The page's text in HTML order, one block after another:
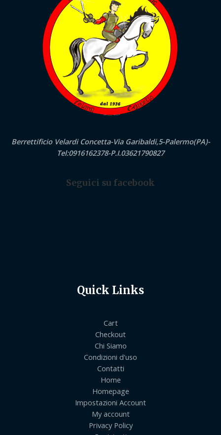
Berrettificio Velardi Concetta-Via Garibaldi,5-Palermo(PA)-
Tel:0916162378-P.I.03621790827
Seguici su facebook
Quick Links
Cart
Checkout
Chi Siamo
Condizioni d'uso
Contatti
Home
Homepage
Impostazioni Account
My account
Privacy Policy